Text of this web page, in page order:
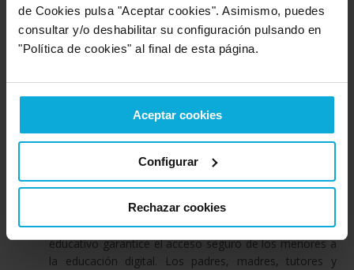
de Cookies pulsa "Aceptar cookies". Asimismo, puedes
consultar y/o deshabilitar su configuración pulsando en
"Política de cookies" al final de esta página.
Aceptar cookies
Configurar
Rechazar cookies
Derecho al olvido en redes sociales
supriman los datos que hubiera facilitado él o un
tercero para ser publicados en redes sociales o medios
equivalentes si son inadecuados, inexactos, o estén
desactualizados.
Derecho a la educación digital y protección de
En la ley se establecen requisitos para que el sistema
educativo garantice el acceso seguro de los menores a
la educación digital. Los padres, madres, tutores y